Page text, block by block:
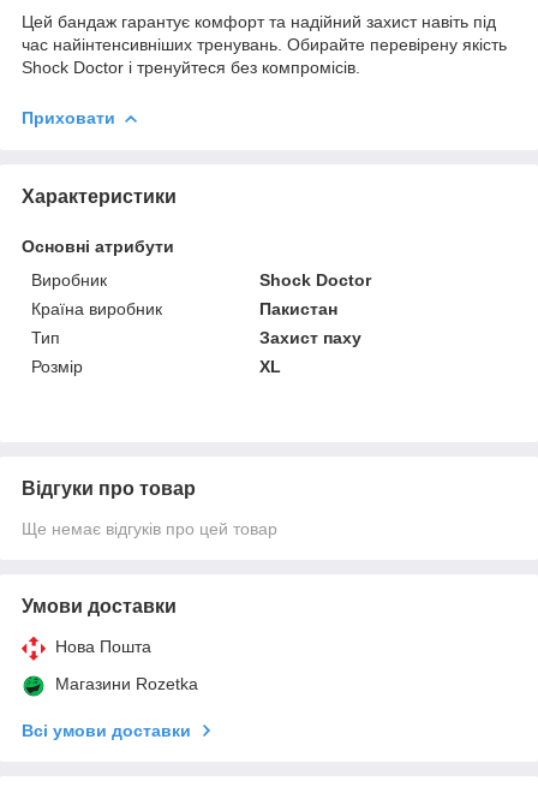
Цей бандаж гарантує комфорт та надійний захист навіть під
час найінтенсивніших тренувань. Обирайте перевірену якість
Shock Doctor і тренуйтеся без компромісів.
Приховати
Характеристики
Основні атрибути
Виробник
Shock Doctor
Країна виробник
Пакистан
Тип
Захист паху
Розмір
XL
Відгуки про товар
Ще немає відгуків про цей товар
Умови доставки
Нова Пошта
Магазини Rozetka
Всі умови доставки